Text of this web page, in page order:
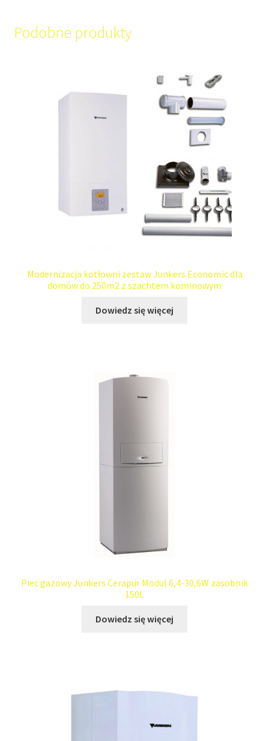
Podobne produkty
Modernizacja kotłowni zestaw Junkers Economic dla
domów do 250m2 z szachtem kominowym
Dowiedz się więcej
Piec gazowy Junkers Cerapur Modul 6,4-30,6W zasobnik
150L
Dowiedz się więcej